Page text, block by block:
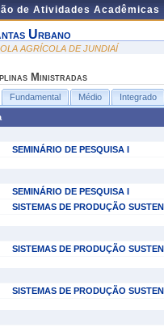
de Atividades Acadêmicas
Urbano
AGRÍCOLA DE JUNDIAÍ
Ministradas
Fundamental Médio Integrado
SEMINÁRIO DE PESQUISA I
SEMINÁRIO DE PESQUISA I
SISTEMAS DE PRODUÇÃO
SISTEMAS DE PRODUÇÃO
SISTEMAS DE PRODUÇÃO